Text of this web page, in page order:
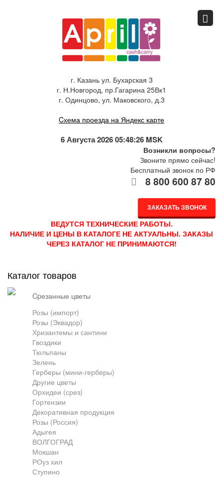
г. Казань ул. Бухарская 3
г. Н.Новгород, пр.Гагарина 25Вк1
г. Одинцово, ул. Маковского, д.3
Cхема проезда на Яндекс карте
6 Августа 2026 05:48:26 MSK
Возникли вопросы?
Звоните прямо сейчас!
Бесплатный звонок по РФ
8 800 600 87 80
ЗАКАЗАТЬ ЗВОНОК
Главная
Спец.предложения
Как купить
Грузоперевозки
Контакты
Франшиза
ВЕДУТСЯ ТЕХНИЧЕСКИЕ РАБОТЫ.
НАЛИЧИЕ И ЦЕНЫ В КАТАЛОГЕ НЕ АКТУАЛЬНЫ. ЗАКАЗЫ
ЧЕРЕЗ КАТАЛОГ НЕ ПРИНИМАЮТСЯ!
Каталог товаров
cpезанные цветы
Розы (импорт)
Розы (Эквадор)
Хризантемы и сантини
Гвоздики
Тюльпаны
Зелень
Герберы (мини-герберы)
Другие цветы
Орхидеи (срез)
Гортензии
Декоративная продукция
Розы (Россия)
Адыгея
ВОЛГОГРАД
Мокшан
РОуз хил
Ступино